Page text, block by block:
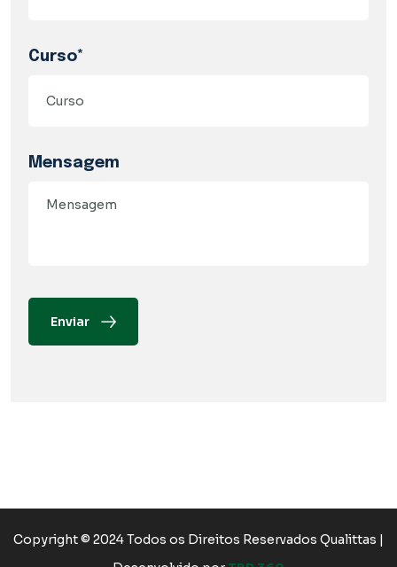
Curso*
Mensagem
Enviar
Copyright © 2024 Todos os Direitos Reservados Qualittas |